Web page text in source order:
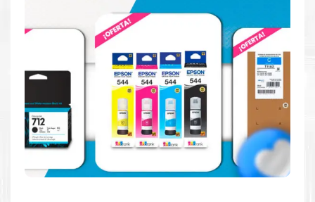
Hecho para ser fácil de usar
Simple y fácil de usar. Nuestros cartuchos e impresoras
están hechos para facilitar la carga, la impresión y los
resultados.